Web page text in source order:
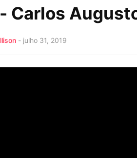
Carlos
- julho 31, 2019